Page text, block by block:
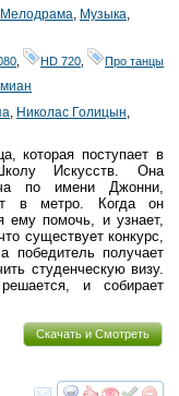
Мелодрама, Музыка,
HD 720 Про танцы
, Николас Голицын,
которая поступает в
Искусств. Она
по имени Джонни,
в метро. Когда он
ему помочь, и узнает,
существует конкурс,
победитель получает
студенческую визу.
и собирает
Скачать и Смотреть